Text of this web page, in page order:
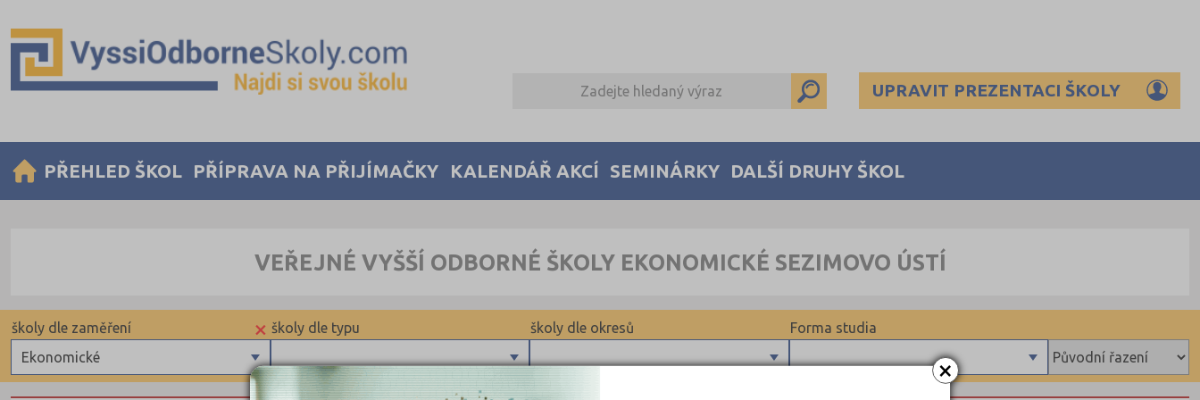
×
UPRAVIT PREZENTACI ŠKOLY
PŘEHLED ŠKOL PŘÍPRAVA NA PŘIJÍMAČKY KALENDÁŘ AKCÍ SEMINÁRKY DALŠÍ DRUHY ŠKOL
VEŘEJNÉ VYŠŠÍ ODBORNÉ ŠKOLY EKONOMICKÉ SEZIMOVO ÚSTÍ
Forma studia
školy dle okresů
Brno-město (1)
školy dle typu
×
Ekonomické
školy dle zaměření